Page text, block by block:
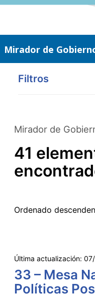
Saltar
Mirador de
Filtros
Mirador de
41
Ordenado
Última actualización:
33 – Mesa
Políticas